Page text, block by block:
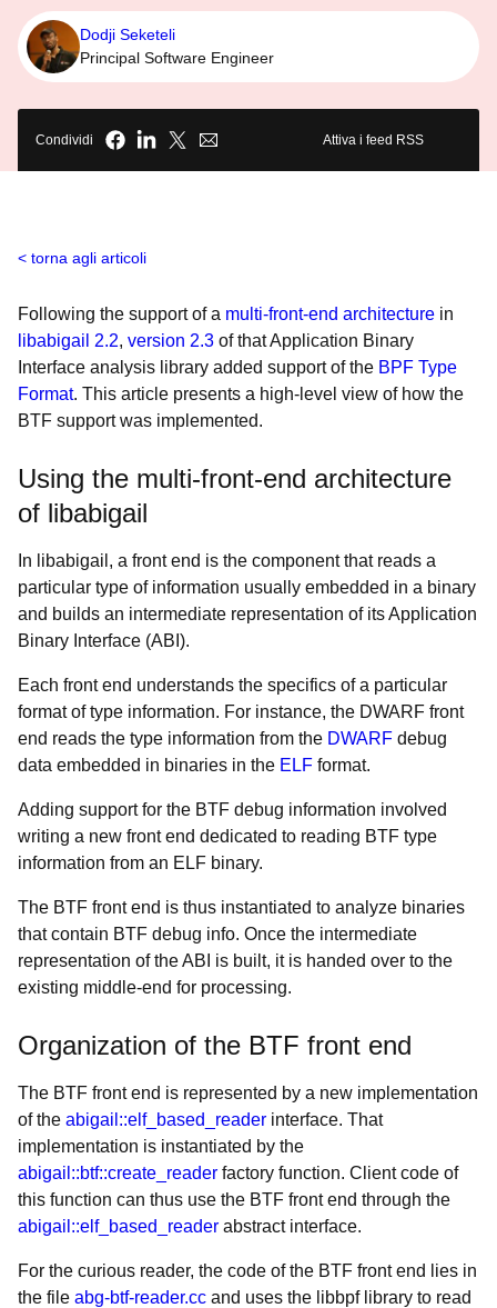
Dodji Seketeli
Principal Software Engineer
Condividi Attiva i feed RSS
torna agli articoli
Following the support of a multi-front-end architecture in
libabigail 2.2, version 2.3 of that Application Binary
Interface analysis library added support of the BPF Type
Format. This article presents a high-level view of how the
BTF support was implemented.
Using the multi-front-end architecture
of libabigail
In libabigail, a front end is the component that reads a
particular type of information usually embedded in a binary
and builds an intermediate representation of its Application
Binary Interface (ABI).
Each front end understands the specifics of a particular
format of type information. For instance, the DWARF front
end reads the type information from the DWARF debug
data embedded in binaries in the ELF format.
Adding support for the BTF debug information involved
writing a new front end dedicated to reading BTF type
information from an ELF binary.
The BTF front end is thus instantiated to analyze binaries
that contain BTF debug info. Once the intermediate
representation of the ABI is built, it is handed over to the
existing middle-end for processing.
Organization of the BTF front end
The BTF front end is represented by a new implementation
of the abigail::elf_based_reader interface. That
implementation is instantiated by the
abigail::btf::create_reader factory function. Client code of
this function can thus use the BTF front end through the
abigail::elf_based_reader abstract interface.
For the curious reader, the code of the BTF front end lies in
the file abg-btf-reader.cc and uses the libbpf library to read